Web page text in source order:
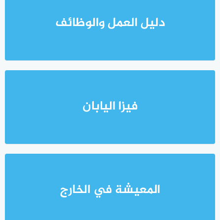
دليل العمل والوظائف
فيزا اليابان
المعيشة في الخارج